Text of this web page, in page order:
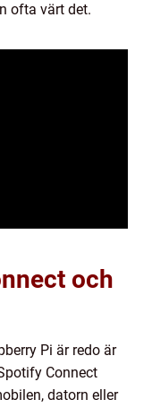
ofta värt det.
och
Pi är redo är
Connect
datorn eller